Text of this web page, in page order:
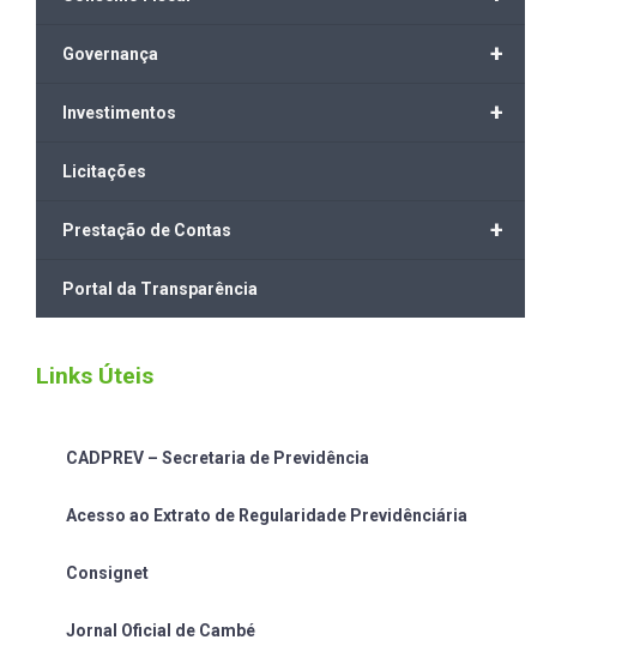
+
Governança
+
Investimentos
Licitações
+
Prestação de Contas
Portal da Transparência
Links Úteis
CADPREV – Secretaria de Previdência
Acesso ao Extrato de Regularidade Previdênciária
Consignet
Jornal Oficial de Cambé